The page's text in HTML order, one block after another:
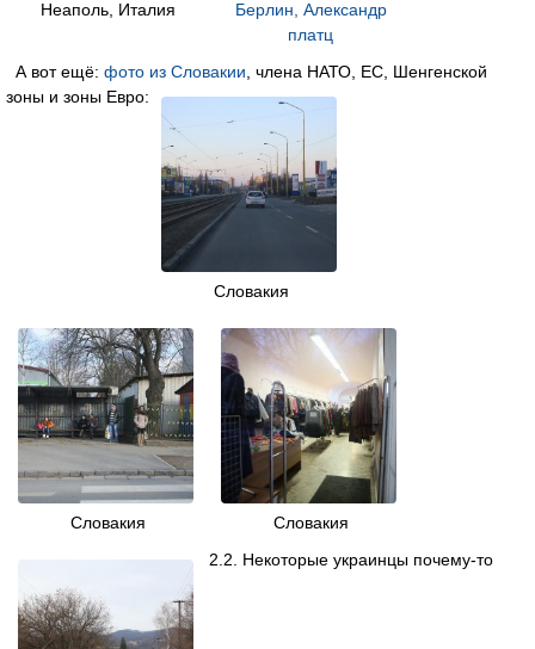
Неаполь, Италия
Берлин, Александр
платц
А вот ещё: фото из Словакии , члена НАТО, ЕС, Шенгенской
зоны и зоны Евро:
Словакия
Словакия Словакия
2.2. Некоторые украинцы почему-то